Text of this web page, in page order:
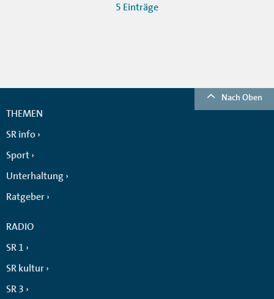
5 Einträge
Nach Oben
THEMEN
SR info
Sport
Unterhaltung
Ratgeber
RADIO
SR 1
SR kultur
SR 3